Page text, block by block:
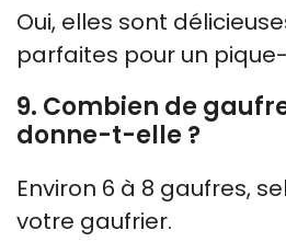
Oui, elles sont
parfaites pour un
9. Combien de
donne-t-elle ?
Environ 6 à 8 gaufres,
votre gaufrier.